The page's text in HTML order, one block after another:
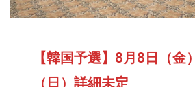
【韓国予選】8月8日（金
（日）詳細未定